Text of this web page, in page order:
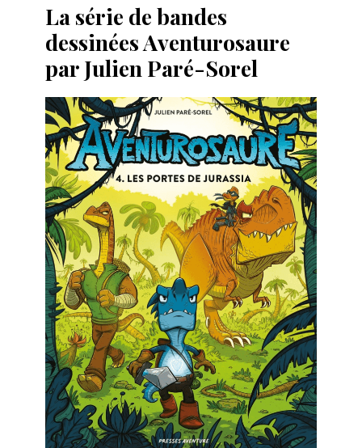
La série de bandes
dessinées Aventurosaure
par Julien Paré-Sorel